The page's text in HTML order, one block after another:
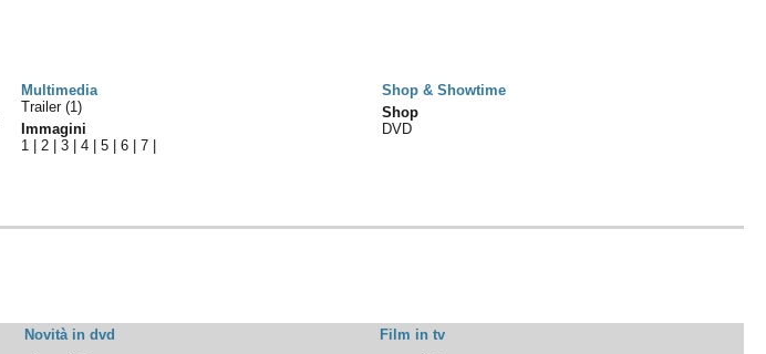
Multimedia
Shop & Showtime
Trailer (1)
Immagini
1 |2 |3 |4 |5 |6 |7
Shop
DVD
Novità in dvd
Film in tv